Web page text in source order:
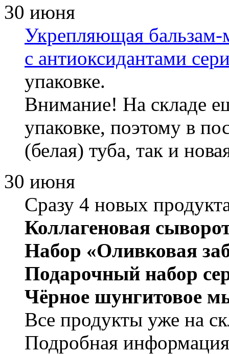
30 июня
Укрепляющая бальзам-
с антиоксидантами
упаковке.
Внимание! На складе
упаковке, поэтому в
(белая) туба, так и
30 июня
Сразу 4 новых
Коллагеновая
Набор «Оливковая
Подарочный набор
Чёрное шунгитовое
Все продукты уже на
Подробная информация